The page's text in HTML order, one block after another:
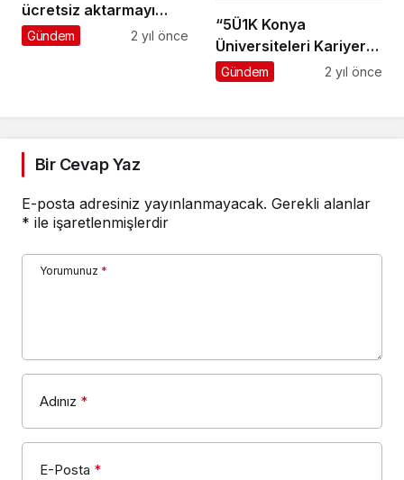
ücretsiz aktarmayı
reddeden UKOME
Gündem 2 yıl önce
“5Ü1K Konya
Üniversiteleri Kariyer
Fuarı 24” KTO Karatay
Gündem 2 yıl önce
Bir Cevap Yaz
E-posta adresiniz yayınlanmayacak. Gerekli alanlar
* ile işaretlenmişlerdir
Yorumunuz *
Adınız *
E-Posta *